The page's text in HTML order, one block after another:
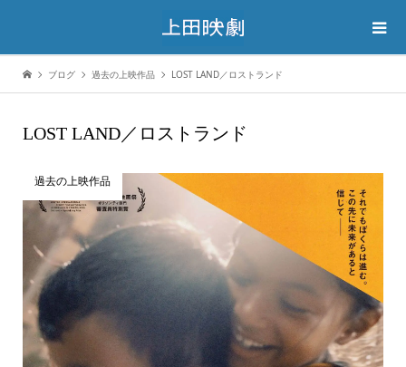
ブログ 過去の上映作品 LOST LAND／ロストランド
LOST LAND／ロストランド
過去の上映作品